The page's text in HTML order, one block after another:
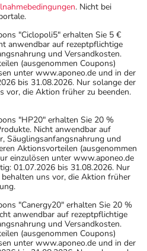
. Nicht bei
"Ciclopoli5" erhalten Sie 5 €
anwendbar auf rezeptpflichtige
und Versandkosten.
(ausgenommen Coupons)
unter www.aponeo.de und in der
bis 31.08.2026. Nur solange der
vor, die Aktion früher zu beenden.
"HP20" erhalten Sie 20 %
Nicht anwendbar auf
Säuglingsanfangsnahrung und
Aktionsvorteilen (ausgenommen
einzulösen unter www.aponeo.de
01.07.2026 bis 31.08.2026. Nur
uns vor, die Aktion früher
"Canergy20" erhalten Sie 20 %
anwendbar auf rezeptpflichtige
und Versandkosten.
(ausgenommen Coupons)
unter www.aponeo.de und in der